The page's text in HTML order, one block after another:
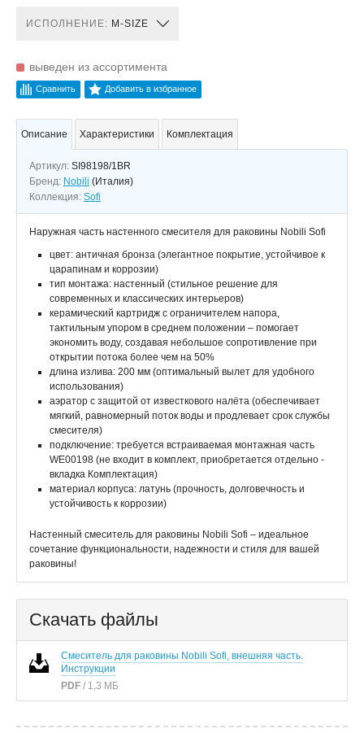
ИСПОЛНЕНИЕ: M-SIZE
выведен из ассортимента
Сравнить Добавить в избранное
Описание Характеристики Комплектация
Артикул: SI98198/1BR
Бренд: Nobili (Италия)
Коллекция: Sofi
Наружная часть настенного смесителя для раковины Nobili Sofi
цвет: античная бронза (элегантное покрытие, устойчивое к
царапинам и коррозии)
тип монтажа: настенный (стильное решение для
современных и классических интерьеров)
керамический картридж с ограничителем напора,
тактильным упором в среднем положении – помогает
экономить воду, создавая небольшое сопротивление при
открытии потока более чем на 50%
длина излива: 200 мм (оптимальный вылет для удобного
использования)
аэратор с защитой от известкового налёта (обеспечивает
мягкий, равномерный поток воды и продлевает срок службы
смесителя)
подключение: требуется встраиваемая монтажная часть
WE00198 (не входит в комплект, приобретается отдельно -
вкладка Комплектация)
материал корпуса: латунь (прочность, долговечность и
устойчивость к коррозии)
Настенный смеситель для раковины Nobili Sofi – идеальное
сочетание функциональности, надежности и стиля для вашей
раковины!
Скачать файлы
Смеситель для раковины Nobili Sofi, внешняя часть.
Инструкции
PDF / 1,3 МБ